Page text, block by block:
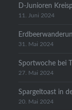
D-Junioren
11. Juni 2024
31. Mai 2024
Sportwoche bei
27. Mai 2024
Spargeltoast in
20. Mai 2024